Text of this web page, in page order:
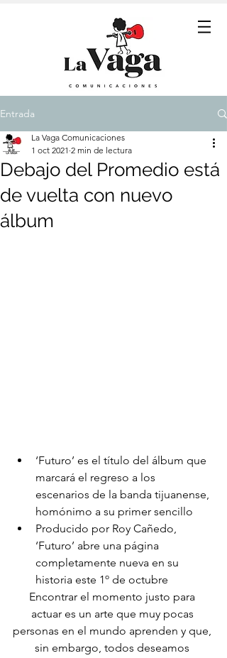
Entrada
Debajo del Promedio está
de vuelta con nuevo
álbum
La Vaga Comunicaciones
1 oct 2021 2 min de lectura
‘Futuro’ es el título del álbum que
marcará el regreso a los
escenarios de la banda tijuanense,
homónimo a su primer sencillo
Producido por Roy Cañedo,
‘Futuro’ abre una página
completamente nueva en su
historia este 1º de octubre
Encontrar el momento justo para
actuar es un arte que muy pocas
personas en el mundo aprenden y que,
sin embargo, todos deseamos